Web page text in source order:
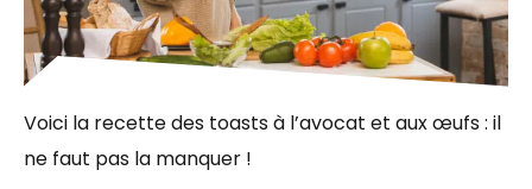
Voici la recette des toasts à l’avocat et aux œufs : il
ne faut pas la manquer !